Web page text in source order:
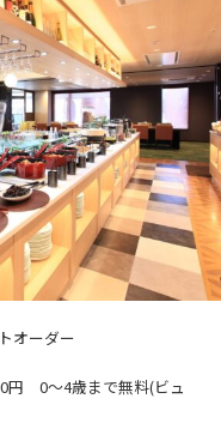
オーダー
0～4歳まで無料(ビュ